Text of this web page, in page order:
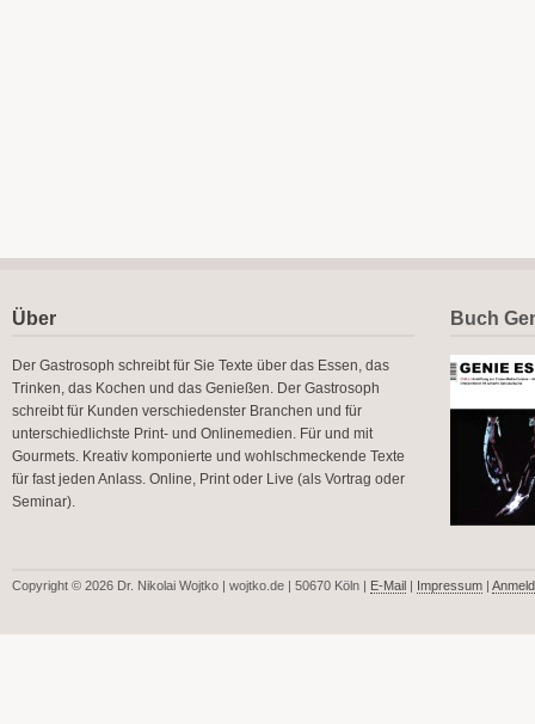
Über
Der Gastrosoph schreibt für Sie Texte über das Essen, das
Trinken, das Kochen und das Genießen. Der Gastrosoph
schreibt für Kunden verschiedenster Branchen und für
unterschiedlichste Print- und Onlinemedien. Für und mit
Gourmets. Kreativ komponierte und wohlschmeckende Texte
für fast jeden Anlass. Online, Print oder Live (als Vortrag oder
Seminar).
Buch
Copyright © 2026 Dr. Nikolai Wojtko | wojtko.de | 50670 Köln | E-Mail | Impressum |